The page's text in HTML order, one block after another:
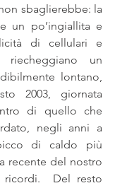
sbaglierebbe: la
un po’ingiallita e
di cellulari e
riecheggiano un
lontano,
2003, giornata
di quello che
negli anni a
di caldo più
recente del nostro
ricordi.  Del resto